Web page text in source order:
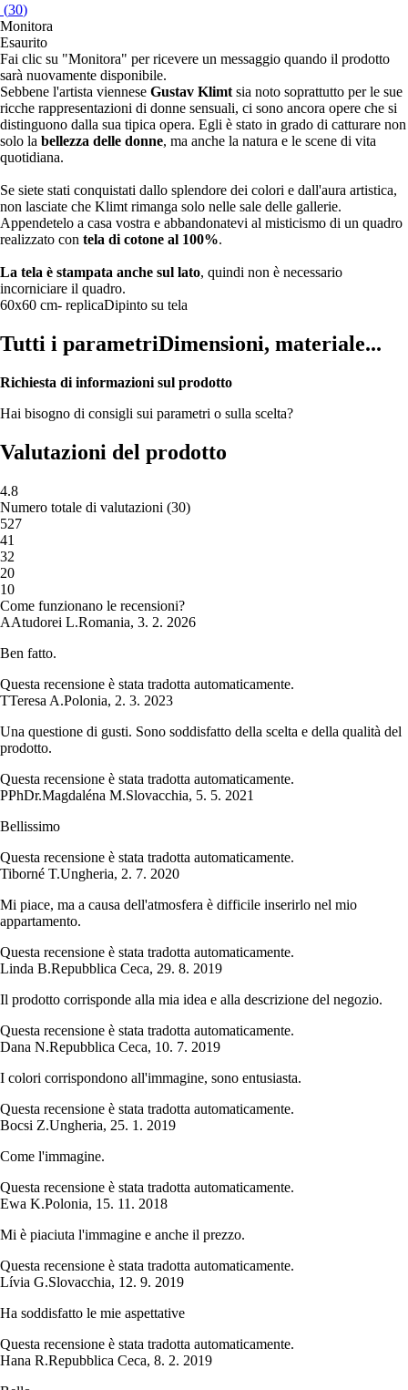
(30)
Monitora
Esaurito
Fai clic su "Monitora" per ricevere un messaggio quando il prodotto
sarà nuovamente disponibile.
Sebbene l'artista viennese Gustav Klimt sia noto soprattutto per le sue
ricche rappresentazioni di donne sensuali, ci sono ancora opere che si
distinguono dalla sua tipica opera. Egli è stato in grado di catturare non
solo la bellezza delle donne, ma anche la natura e le scene di vita
quotidiana.
Se siete stati conquistati dallo splendore dei colori e dall'aura artistica,
non lasciate che Klimt rimanga solo nelle sale delle gallerie.
Appendetelo a casa vostra e abbandonatevi al misticismo di un quadro
realizzato con tela di cotone al 100%.
La tela è stampata anche sul lato, quindi non è necessario
incorniciare il quadro.
60x60 cm- replicaDipinto su tela
Tutti i parametriDimensioni, materiale...
Richiesta di informazioni sul prodotto
Hai bisogno di consigli sui parametri o sulla scelta?
Valutazioni del prodotto
4.8
Numero totale di valutazioni (30)
527
41
32
20
10
Come funzionano le recensioni?
AAtudorei L.Romania, 3. 2. 2026
Ben fatto.
Questa recensione è stata tradotta automaticamente.
TTeresa A.Polonia, 2. 3. 2023
Una questione di gusti. Sono soddisfatto della scelta e della qualità del
prodotto.
Questa recensione è stata tradotta automaticamente.
PPhDr.Magdaléna M.Slovacchia, 5. 5. 2021
Bellissimo
Questa recensione è stata tradotta automaticamente.
Tiborné T.Ungheria, 2. 7. 2020
Mi piace, ma a causa dell'atmosfera è difficile inserirlo nel mio
appartamento.
Questa recensione è stata tradotta automaticamente.
Linda B.Repubblica Ceca, 29. 8. 2019
Il prodotto corrisponde alla mia idea e alla descrizione del negozio.
Questa recensione è stata tradotta automaticamente.
Dana N.Repubblica Ceca, 10. 7. 2019
I colori corrispondono all'immagine, sono entusiasta.
Questa recensione è stata tradotta automaticamente.
Bocsi Z.Ungheria, 25. 1. 2019
Come l'immagine.
Questa recensione è stata tradotta automaticamente.
Ewa K.Polonia, 15. 11. 2018
Mi è piaciuta l'immagine e anche il prezzo.
Questa recensione è stata tradotta automaticamente.
Lívia G.Slovacchia, 12. 9. 2019
Ha soddisfatto le mie aspettative
Questa recensione è stata tradotta automaticamente.
Hana R.Repubblica Ceca, 8. 2. 2019